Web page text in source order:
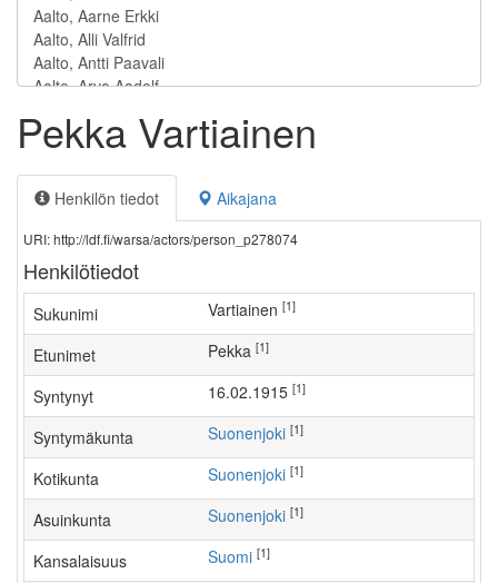
Pekka Vartiainen
Henkilön tiedot Aikajana
URI: http://ldf.fi/warsa/actors/person_p278074
Henkilötiedot
Sukunimi Vartiainen [1]
Etunimet Pekka [1]
Syntynyt 16.02.1915 [1]
Syntymäkunta Suonenjoki [1]
Kotikunta Suonenjoki [1]
Asuinkunta Suonenjoki [1]
Kansalaisuus Suomi [1]